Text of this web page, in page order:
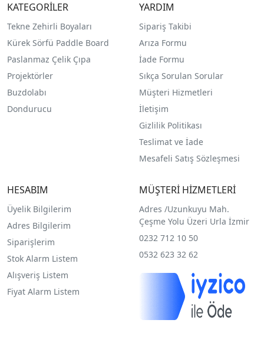
KATEGORİLER
Tekne Zehirli Boyaları
Kürek Sörfü Paddle Board
Paslanmaz Çelik Çıpa
Projektörler
Buzdolabı
Dondurucu
YARDIM
Sipariş Takibi
Arıza Formu
İade Formu
Sıkça Sorulan Sorular
Müşteri Hizmetleri
İletişim
Gizlilik Politikası
Teslimat ve İade
Mesafeli Satış Sözleşmesi
HESABIM
Üyelik Bilgilerim
Adres Bilgilerim
Siparişlerim
Stok Alarm Listem
Alışveriş Listem
Fiyat Alarm Listem
MÜŞTERİ HİZMETLERİ
Adres /Uzunkuyu Mah.
Çeşme Yolu Üzeri Urla İzmir
0232 712 10 50
0532 623 32 62